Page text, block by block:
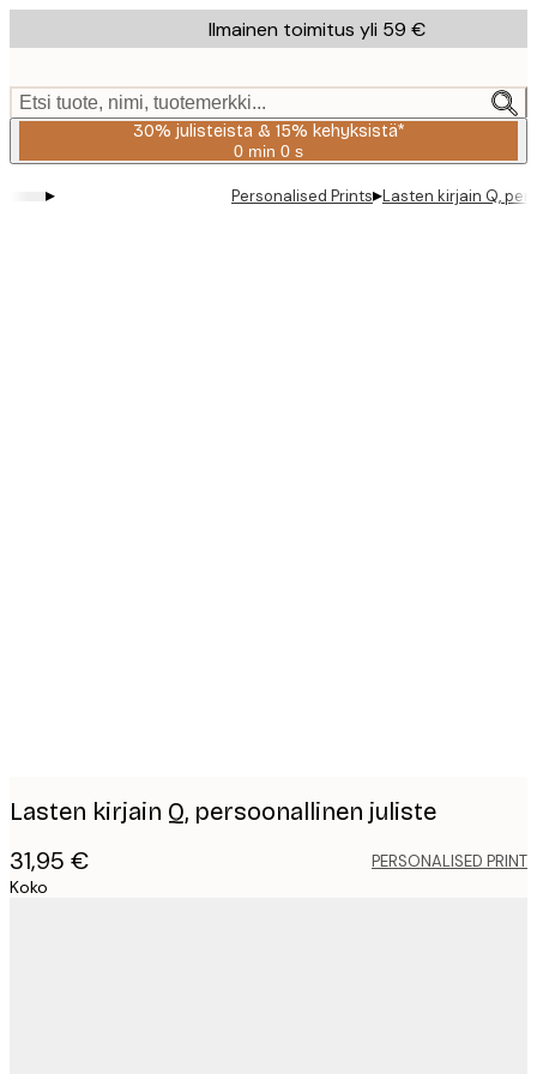
to
content.
Ilmainen toimitus yli 59 €
Etsi tuote, nimi, tuotemerkki...
30% julisteista & 15% kehyksistä*
0 min 0 s
Voimassa
2026-
▸ Personalised Prints▸Lasten kirjain Q,
Lasten kirjain Q, persoonallinen juliste
31,95 € PERSONALISED PRINT
Koko